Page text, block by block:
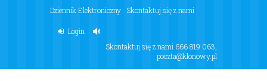
Dziennik Elektroniczny Skontaktuj się z nami
Login
Skontaktuj się z nami 666 819 063
poczta@klonowy.pl